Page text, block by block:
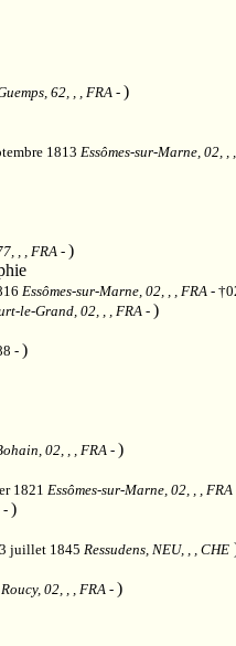
62, , , FRA - )
1813 Essômes-sur-Marne, 02, ,
, , FRA - )
Essômes-sur-Marne, 02, , , FRA -
le-Grand, 02, , , FRA - )
- )
02, , , FRA - )
1821 Essômes-sur-Marne, 02, , , FRA
-)
juillet 1845 Ressudens, NEU, , , CHE
Roucy, 02, , , FRA - )